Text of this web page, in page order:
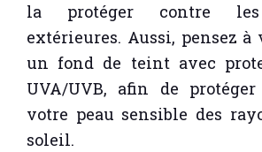
la protéger contre les
extérieures. Aussi, pensez à
un fond de teint avec
UVA/UVB, afin de
votre peau sensible des
soleil.